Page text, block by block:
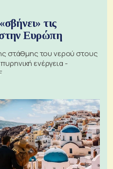
τις
Ευρώπη
στάθμης του νερού στους
ενέργεια -